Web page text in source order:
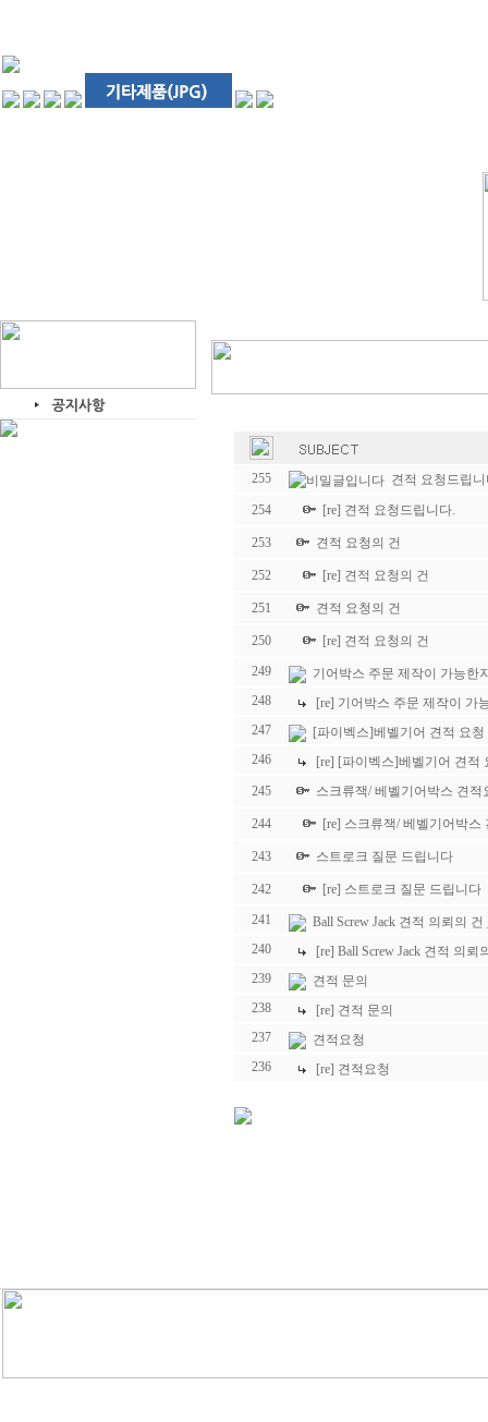
255
견적 요청드립니
254
[re] 견적 요청드립니다.
253 견적 요청의 건
252 [re] 견적 요청의 건
251 견적 요청의 건
250
[re] 견적 요청의 건
249
기어박스 주문 제작이 가능한
248
[re] 기어박스 주문 제작이 가
247
[파이벡스]베벨기어 견적 요청
246
[re] [파이벡스]베벨기어 견적
245
스크류잭/ 베벨기어박스 견적
244 [re] 스크류잭/ 베벨기어박스
243 스트로크 질문 드립니다
242
[re] 스트로크 질문 드립니다
241
Ball Screw Jack 견적 의뢰의
240
[re] Ball Screw Jack 견적 의뢰
239
견적 문의
238
[re] 견적 문의
237
견적요청
236
[re] 견적요청